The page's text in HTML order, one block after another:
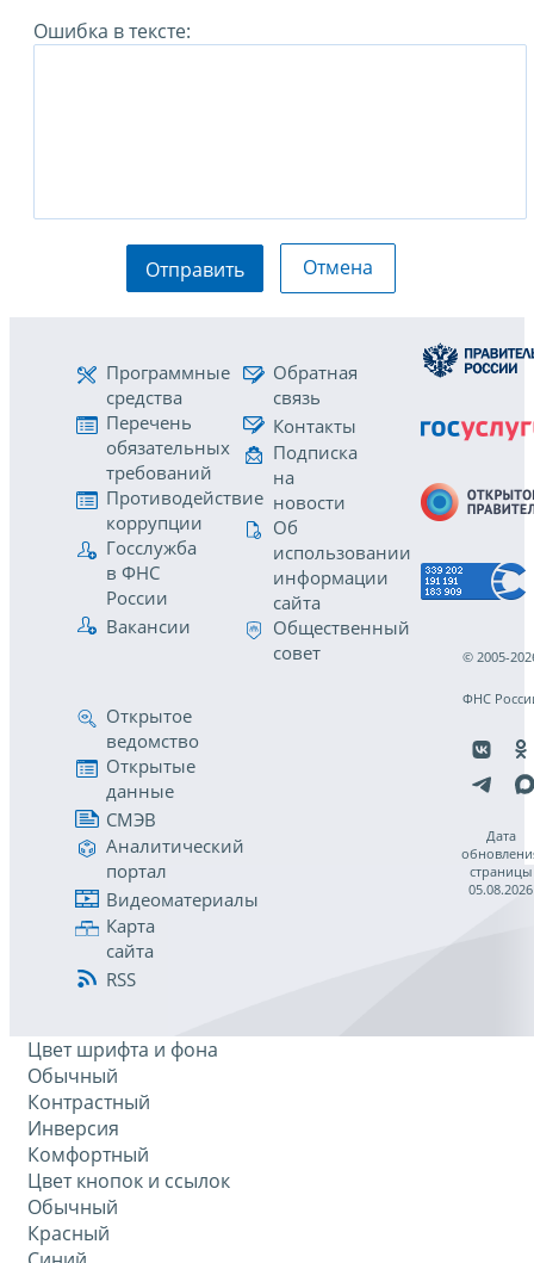
Ошибка в тексте:
Отправить Отмена
Программные
средства
Перечень
обязательных
требований
Противодействие
коррупции
Госслужба
в ФНС
России
Вакансии
Обратная
связь
Контакты
Подписка
на
новости
Об
использовании
информации
сайта
Общественный
совет
Открытое
ведомство
Открытые
данные
СМЭВ
Аналитический
портал
Видеоматериалы
Карта
сайта
RSS
© 2005-
ФНС
Дата
страницы
05.08.2026
Цвет шрифта и фона
Обычный
Контрастный
Инверсия
Комфортный
Цвет кнопок и ссылок
Обычный
Красный